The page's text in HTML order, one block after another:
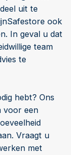
uit te
ook
In geval u dat
team
te
hebt? Ons
voor een
Vraagt u
met